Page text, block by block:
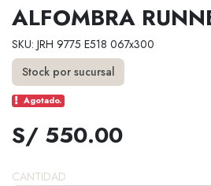
ALFOMBRA
SKU: JRH 9775 E518 067x300
Stock por sucursal
Agotado.
S/ 550.00
CANTIDAD